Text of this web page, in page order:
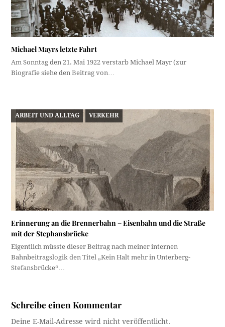
Michael Mayrs letzte Fahrt
Am Sonntag den 21. Mai 1922 verstarb Michael Mayr (zur
Biografie siehe den Beitrag von…
ARBEIT UND ALLTAG VERKEHR
Erinnerung an die Brennerbahn – Eisenbahn und die Straße
mit der Stephansbrücke
Eigentlich müsste dieser Beitrag nach meiner internen
Bahnbeitragslogik den Titel „Kein Halt mehr in Unterberg-
Stefansbrücke“…
Schreibe einen Kommentar
Deine E-Mail-Adresse wird nicht veröffentlicht.